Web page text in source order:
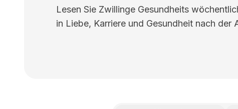
Lesen Sie Zwillinge Gesundheits
in Liebe, Karriere und Gesundheit nach der